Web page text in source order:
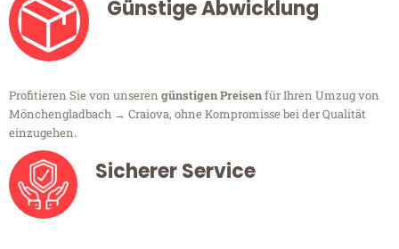
Günstige Abwicklung
Profitieren Sie von unseren günstigen Preisenfür Ihren Umzug von
Mönchengladbach → Craiova, ohne Kompromisse bei der Qualität
einzugehen.
Sicherer Service